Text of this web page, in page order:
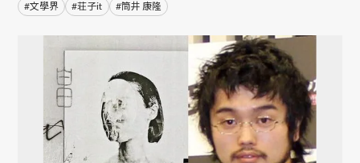
#文學界 #荘子it #筒井 康隆